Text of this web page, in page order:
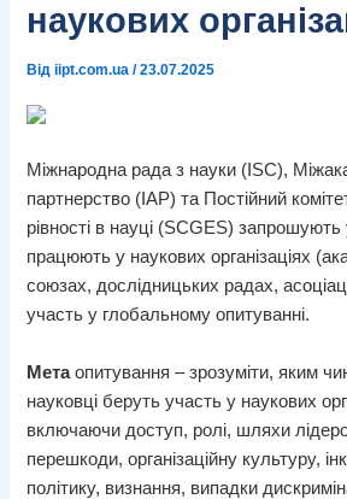
наукових
Відiipt.com.ua/23.07.2025
Міжнародна рада з науки (ISC),
партнерство (IAP) та Постійний
рівності в науці (SCGES) запрошують
працюють у наукових організаціях
союзах, дослідницьких радах,
участь у глобальному опитуванні.
Метаопитування – зрозуміти, яким
науковці беруть участь у наукових
включаючи доступ, ролі, шляхи
перешкоди, організаційну культуру,
політику, визнання, випадки